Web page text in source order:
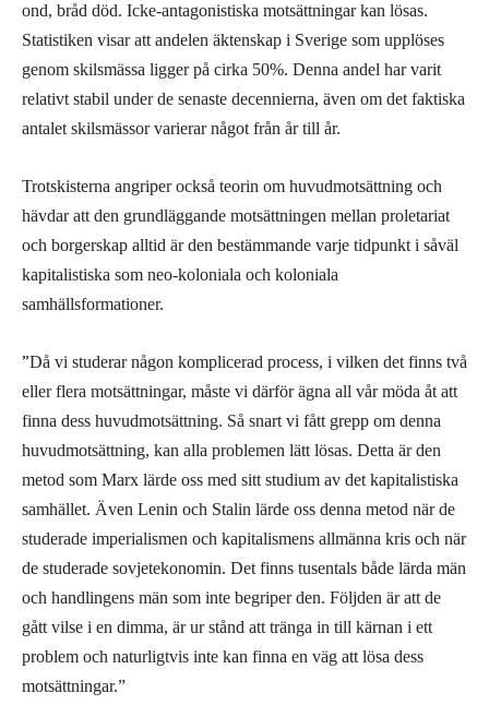
ond, bråd död. Icke-antagonistiska motsättningar kan lösas.
Statistiken visar att andelen äktenskap i Sverige som upplöses
genom skilsmässa ligger på cirka 50%. Denna andel har varit
relativt stabil under de senaste decennierna, även om det faktiska
antalet skilsmässor varierar något från år till år.
Trotskisterna angriper också teorin om huvudmotsättning och
hävdar att den grundläggande motsättningen mellan proletariat
och borgerskap alltid är den bestämmande varje tidpunkt i såväl
kapitalistiska som neo-koloniala och koloniala
samhällsformationer.
”Då vi studerar någon komplicerad process, i vilken det finns två
eller flera motsättningar, måste vi därför ägna all vår möda åt att
finna dess huvudmotsättning. Så snart vi fått grepp om denna
huvudmotsättning, kan alla problemen lätt lösas. Detta är den
metod som Marx lärde oss med sitt studium av det kapitalistiska
samhället. Även Lenin och Stalin lärde oss denna metod när de
studerade imperialismen och kapitalismens allmänna kris och när
de studerade sovjetekonomin. Det finns tusentals både lärda män
och handlingens män som inte begriper den. Följden är att de
gått vilse i en dimma, är ur stånd att tränga in till kärnan i ett
problem och naturligtvis inte kan finna en väg att lösa dess
motsättningar.”